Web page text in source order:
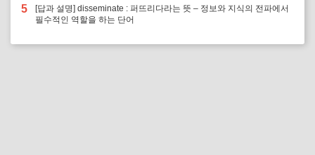
5
[답과 설명] disseminate : 퍼뜨리다라는 뜻 – 정보와 지식의 전파에서
필수적인 역할을 하는 단어